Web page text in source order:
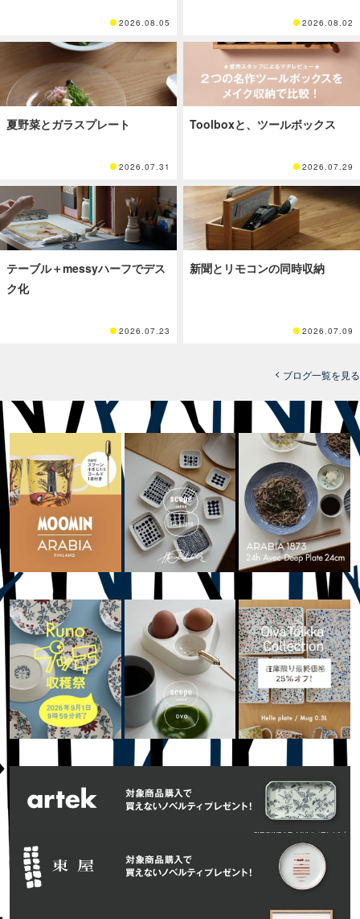
2026.08.05 2026.08.02
夏野菜とガラスプレート
2026.07.31
Toolboxと、ツールボックス
2026.07.29
テーブル＋messyハーフでデス
ク化
2026.07.23
新聞とリモコンの同時収納
2026.07.09
ブログ一覧を見る